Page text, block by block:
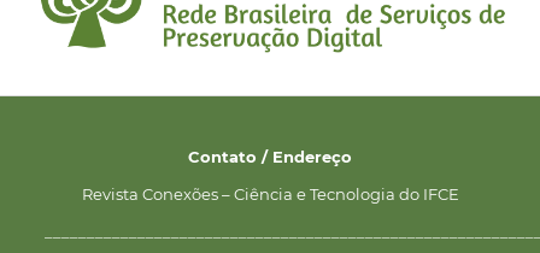
Contato / Endereço
Revista Conexões – Ciência e Tecnologia do IFCE